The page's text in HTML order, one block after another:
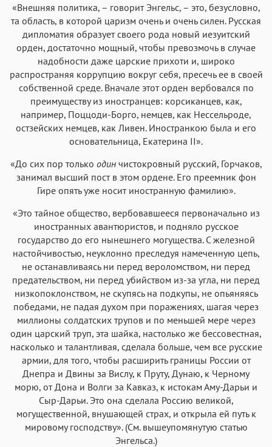
«Внешняя политика, – говорит Энгельс, – это, безусловно,
та область, в которой царизм очень и очень силен. Русская
дипломатия образует своего рода новый иезуитский
орден, достаточно мощный, чтобы превозмочь в случае
надобности даже царские прихоти и, широко
распространяя коррупцию вокруг себя, пресечь ее в своей
собственной среде. Вначале этот орден вербовался по
преимуществу из иностранцев: корсиканцев, как,
например, Поццоди-Борго, немцев, как Нессельроде,
остзейских немцев, как Ливен. Иностранкою была и его
основательница, Екатерина II».
«До сих пор только одинчистокровный русский, Горчаков,
занимал высший пост в этом ордене. Его преемник фон
Гире опять уже носит иностранную фамилию».
«Это тайное общество, вербовавшееся первоначально из
иностранных авантюристов, и подняло русское
государство до его нынешнего могущества. С железной
настойчивостью, неуклонно преследуя намеченную цепь,
не останавливаясь ни перед вероломством, ни перед
предательством, ни перед убийством из-за угла, ни перед
низкопоклонством, не скупясь на подкупы, не опьяняясь
победами, не падая духом при поражениях, шагая через
миллионы солдатских трупов и по меньшей мере через
один царский труп, эта шайка, настолько же бессовестная,
насколько и талантливая, сделала больше, чем все русские
армии, для того, чтобы расширить границы России от
Днепра и Двины за Вислу, к Пруту, Дунаю, к Черному
морю, от Дона и Волги за Кавказ, к истокам Аму-Дарьи и
Сыр-Дарьи. Это она сделала Россию великой,
могущественной, внушающей страх, и открыла ей путь к
мировому господству». (См. вышеупомянутую статью
Энгельса.)